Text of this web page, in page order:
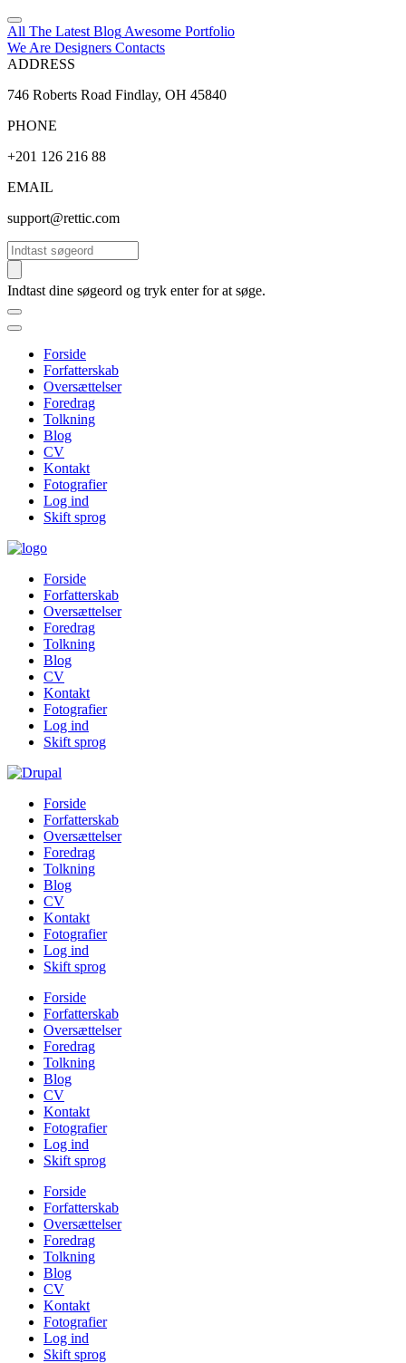
All The Latest Blog Awesome Portfolio
We Are Designers Contacts
ADDRESS
746 Roberts Road Findlay, OH 45840
PHONE
+201 126 216 88
EMAIL
support@rettic.com
Søg
Indtast dine søgeord og tryk enter for at søge.
Forside
Forfatterskab
Oversættelser
Foredrag
Tolkning
Blog
CV
Kontakt
Fotografier
Log ind
Skift sprog
Forside
Forfatterskab
Oversættelser
Foredrag
Tolkning
Blog
CV
Kontakt
Fotografier
Log ind
Skift sprog
Forside
Forfatterskab
Oversættelser
Foredrag
Tolkning
Blog
CV
Kontakt
Fotografier
Log ind
Skift sprog
Forside
Forfatterskab
Oversættelser
Foredrag
Tolkning
Blog
CV
Kontakt
Fotografier
Log ind
Skift sprog
Forside
Forfatterskab
Oversættelser
Foredrag
Tolkning
Blog
CV
Kontakt
Fotografier
Log ind
Skift sprog